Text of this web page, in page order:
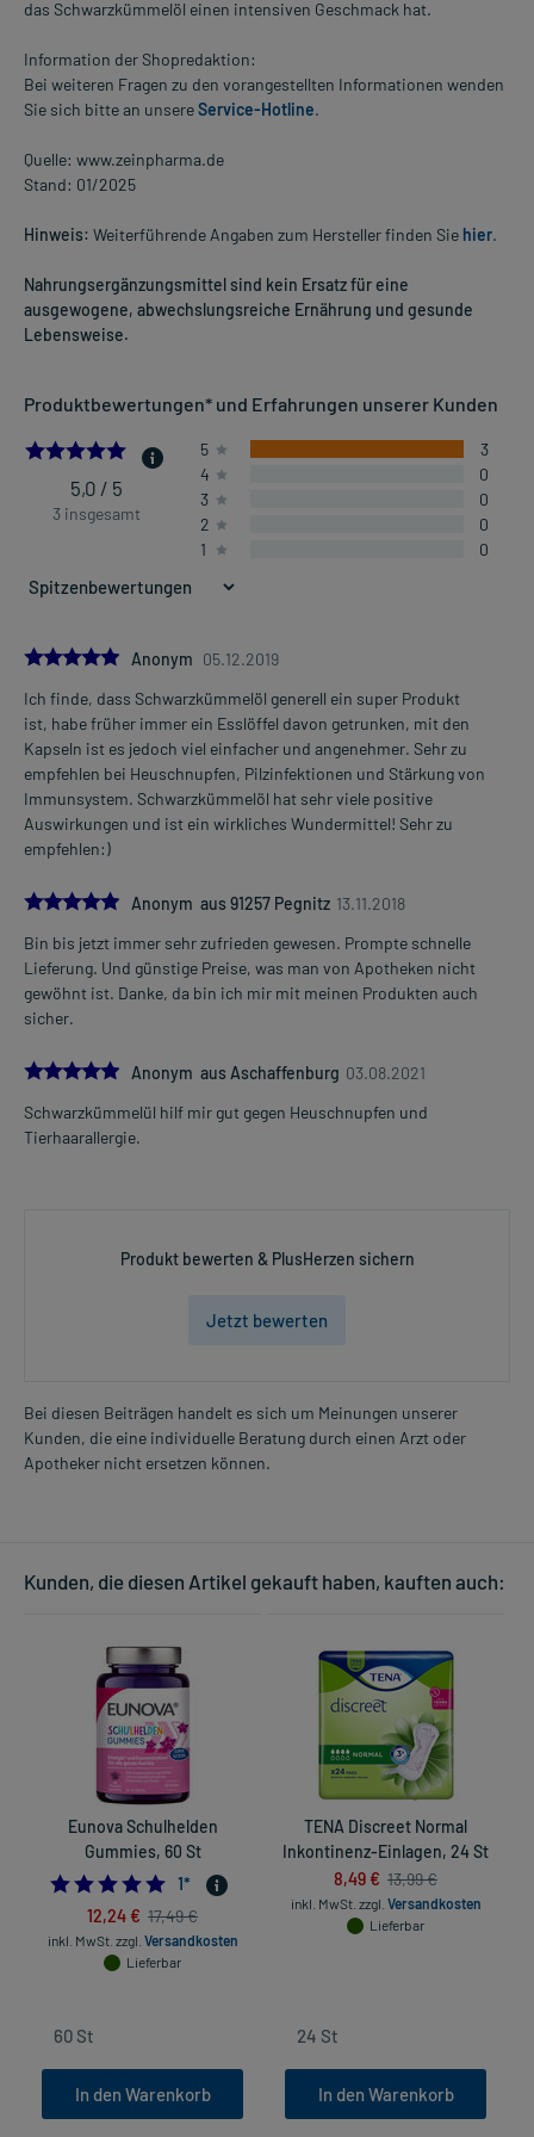
das Schwarzkümmelöl einen intensiven Geschmack hat.
Information der Shopredaktion:
Bei weiteren Fragen zu den vorangestellten Informationen wenden
Sie sich bitte an unsereService-Hotline.
Quelle: www.zeinpharma.de
Stand: 01/2025
Hinweis: Weiterführende Angaben zum Hersteller finden Sie hier.
Nahrungsergänzungsmittel sind kein Ersatz für eine
ausgewogene, abwechslungsreiche Ernährung und gesunde
Lebensweise.
Produktbewertungen* und Erfahrungen unserer Kunden
5.0
5,0 / 5
3 insgesamt
5
3
4
0
3
0
2
0
1
0
5.0Anonym 05.12.2019
Ich finde, dass Schwarzkümmelöl generell ein super Produkt
ist, habe früher immer ein Esslöffel davon getrunken, mit den
Kapseln ist es jedoch viel einfacher und angenehmer. Sehr zu
empfehlen bei Heuschnupfen, Pilzinfektionen und Stärkung von
Immunsystem. Schwarzkümmelöl hat sehr viele positive
Auswirkungen und ist ein wirkliches Wundermittel! Sehr zu
empfehlen:)
5.0Anonym aus 91257 Pegnitz 13.11.2018
Bin bis jetzt immer sehr zufrieden gewesen. Prompte schnelle
Lieferung. Und günstige Preise, was man von Apotheken nicht
gewöhnt ist. Danke, da bin ich mir mit meinen Produkten auch
sicher.
5.0Anonym aus Aschaffenburg 03.08.2021
Schwarzkümmelül hilf mir gut gegen Heuschnupfen und
Tierhaarallergie.
Produkt bewerten & PlusHerzen sichern
Jetzt bewerten
Bei diesen Beiträgen handelt es sich um Meinungen unserer
Kunden, die eine individuelle Beratung durch einen Arzt oder
Apotheker nicht ersetzen können.
Kunden, die diesen Artikel gekauft haben, kauften auch:
Eunova Schulhelden
Gummies, 60 St
5.0
1*
12,24 € 17,49 €
inkl. MwSt. zzgl. Versandkosten
Lieferbar
In den Warenkorb
TENA Discreet Normal
Inkontinenz-Einlagen, 24 St
8,49 € 13,99 €
inkl. MwSt. zzgl. Versandkosten
Lieferbar
In den Warenkorb